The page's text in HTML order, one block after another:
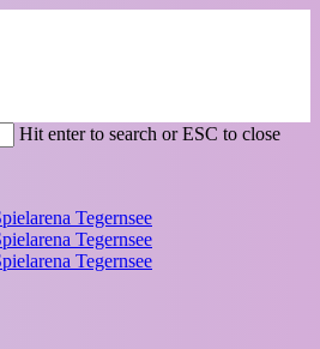
Hit enter to search or ESC to close